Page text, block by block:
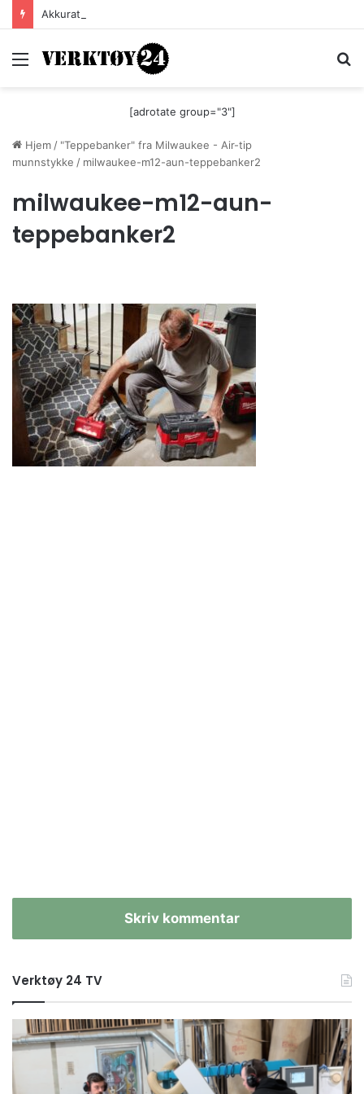
Akkurat nå er batteri-bordsaga til Festool billigere
Meny
[adrotate group="3"]
Hjem / "Teppebanker" fra Milwaukee - Air-tip
munnstykke / milwaukee-m12-aun-teppebanker2
milwaukee-m12-aun-
teppebanker2
Skriv kommentar
Verktøy 24 TV